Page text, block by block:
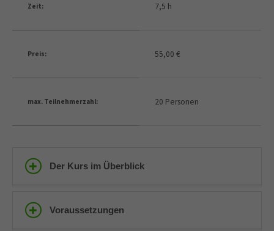
Zeit: 7,5 h
Preis: 55,00 €
max. Teilnehmerzahl: 20 Personen
Der Kurs im Überblick
Voraussetzungen